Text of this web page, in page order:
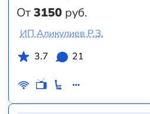
От3150 руб.
ИП Аликулиев Р.З.
3.7
21